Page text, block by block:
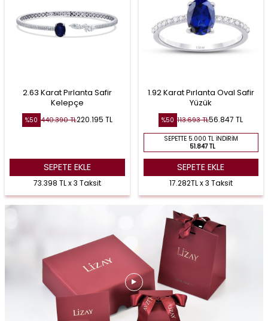
2.63 Karat Pırlanta Safir
Kelepçe
%50 440.390TL220.195 TL
SEPETE EKLE
73.398 TL x 3 Taksit
1.92 Karat Pırlanta Oval Safir
Yüzük
%50 113.693TL56.847 TL
SEPETTE 5.000 TL İNDIRIM
51.847 TL
SEPETE EKLE
17.282TL x 3 Taksit